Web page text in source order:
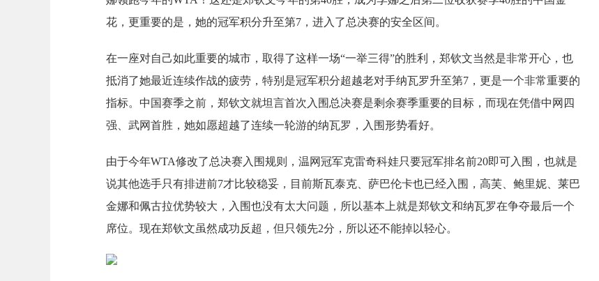
花，更重要的是，她的冠军积分升至第7，进入了总决赛的安全区间。
在一座对自己如此重要的城市，取得了这样一场“一举三得”的胜利，郑钦文当然是非常开心，也
抵消了她最近连续作战的疲劳，特别是冠军积分超越老对手纳瓦罗升至第7，更是一个非常重要的
指标。中国赛季之前，郑钦文就坦言首次入围总决赛是剩余赛季重要的目标，而现在凭借中网四
强、武网首胜，她如愿超越了连续一轮游的纳瓦罗，入围形势看好。
由于今年WTA修改了总决赛入围规则，温网冠军克雷奇科娃只要冠军排名前20即可入围，也就是
说其他选手只有排进前7才比较稳妥，目前斯瓦泰克、萨巴伦卡也已经入围，高芙、鲍里妮、莱巴
金娜和佩古拉优势较大，入围也没有太大问题，所以基本上就是郑钦文和纳瓦罗在争夺最后一个
席位。现在郑钦文虽然成功反超，但只领先2分，所以还不能掉以轻心。